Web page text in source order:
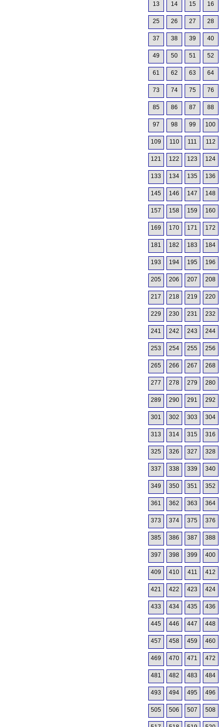
13 14 15 16
25 26 27 28
37 38 39 40
49 50 51 52
61 62 63 64
73 74 75 76
85 86 87 88
97 98 99 100
109 110 111 112
121 122 123 124
133 134 135 136
145 146 147 148
157 158 159 160
169 170 171 172
181 182 183 184
193 194 195 196
205 206 207 208
217 218 219 220
229 230 231 232
241 242 243 244
253 254 255 256
265 266 267 268
277 278 279 280
289 290 291 292
301 302 303 304
313 314 315 316
325 326 327 328
337 338 339 340
349 350 351 352
361 362 363 364
373 374 375 376
385 386 387 388
397 398 399 400
409 410 411 412
421 422 423 424
433 434 435 436
445 446 447 448
457 458 459 460
469 470 471 472
481 482 483 484
493 494 495 496
505 506 507 508